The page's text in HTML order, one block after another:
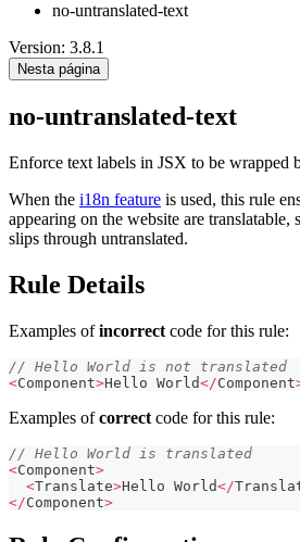
no-untranslated-text
Version: 3.8.1
Nesta página
no-untranslated-text
Enforce text labels in JSX to be wrapped
When the i18n feature is used, this rule
appearing on the website are translatable,
slips through untranslated.
Rule Details
Examples ofincorrect code for this rule:
// Hello World is not translated
<Component>Hello World</Component
Examples ofcorrect code for this rule:
// Hello World is translated
<Component>
<Translate>Hello World</
</Component>